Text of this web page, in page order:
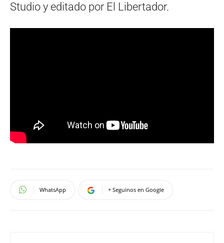
Studio y editado por El Libertador.
WhatsApp + Seguinos en Google